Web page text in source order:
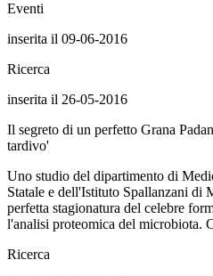
Eventi
inserita il 09-06-2016
Ricerca
inserita il 26-05-2016
Il segreto di un perfetto Grana
tardivo'
Uno studio del dipartimento di
Statale e dell'Istituto Spallanzani di
perfetta stagionatura del celebre
l'analisi proteomica del microbiota.
Ricerca